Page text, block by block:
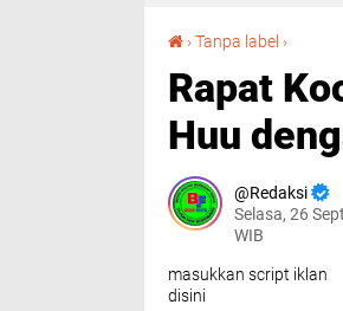
›Tanpa label ›
Rapat
Huu
Redaksi
Selasa, 26
WIB
masukkan script iklan
disini